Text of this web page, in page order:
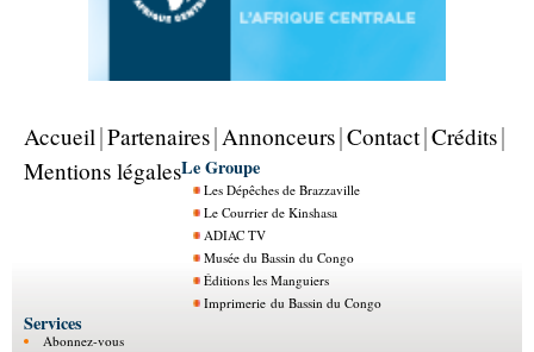
Accueil Partenaires Annonceurs Contact Crédits
Mentions légalesLe Groupe
Les Dépêches de Brazzaville
Le Courrier de Kinshasa
ADIAC TV
Musée du Bassin du Congo
Éditions les Manguiers
Imprimerie du Bassin du Congo
Services
Abonnez-vous